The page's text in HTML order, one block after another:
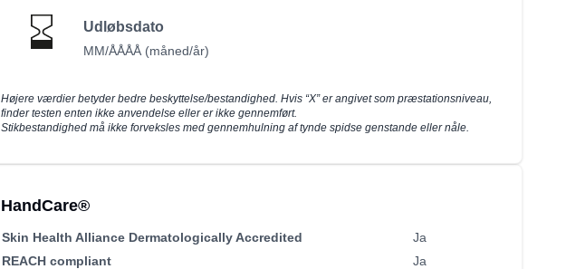
Udløbsdato
MM/ÅÅÅÅ (måned/år)
Højere værdier betyder bedre beskyttelse/bestandighed. Hvis “X” er angivet som præstationsniveau,
finder testen enten ikke anvendelse eller er ikke gennemført.
Stikbestandighed må ikke forveksles med gennemhulning af tynde spidse genstande eller nåle.
HandCare®
Skin Health Alliance Dermatologically Accredited
Ja
REACH compliant
Ja